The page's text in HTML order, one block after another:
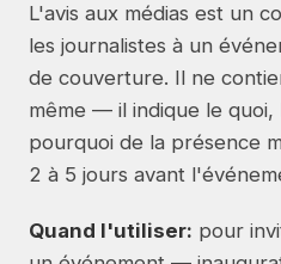
L'avis aux médias est un
les journalistes à un
de couverture. Il ne
même — il indique le
pourquoi de la présence
2 à 5 jours avant
Quand l'utiliser: pour